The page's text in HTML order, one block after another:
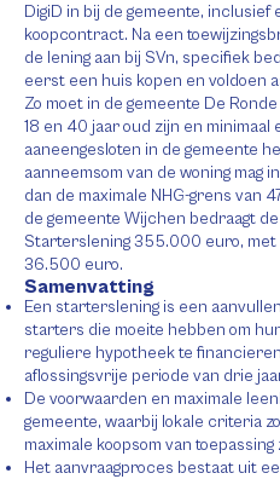
DigiD in bij de gemeente, inclusief
koopcontract. Na een
de lening aan bij SVn, specifiek
eerst een huis kopen en voldoen
Zo moet in de gemeente De
18 en 40 jaar oud zijn en minimaal
aaneengesloten in de gemeente
aanneemsom van de woning mag
dan de maximale NHG-grens van
de gemeente Wijchen bedraagt
Starterslening 355.000 euro, met
36.500 euro.
Samenvatting
Een starterslening is een
starters die moeite hebben om
reguliere hypotheek te
aflossingsvrije periode van drie
De voorwaarden en maximale
gemeente, waarbij lokale criteria
maximale koopsom van toepassing
Het aanvraagproces bestaat uit